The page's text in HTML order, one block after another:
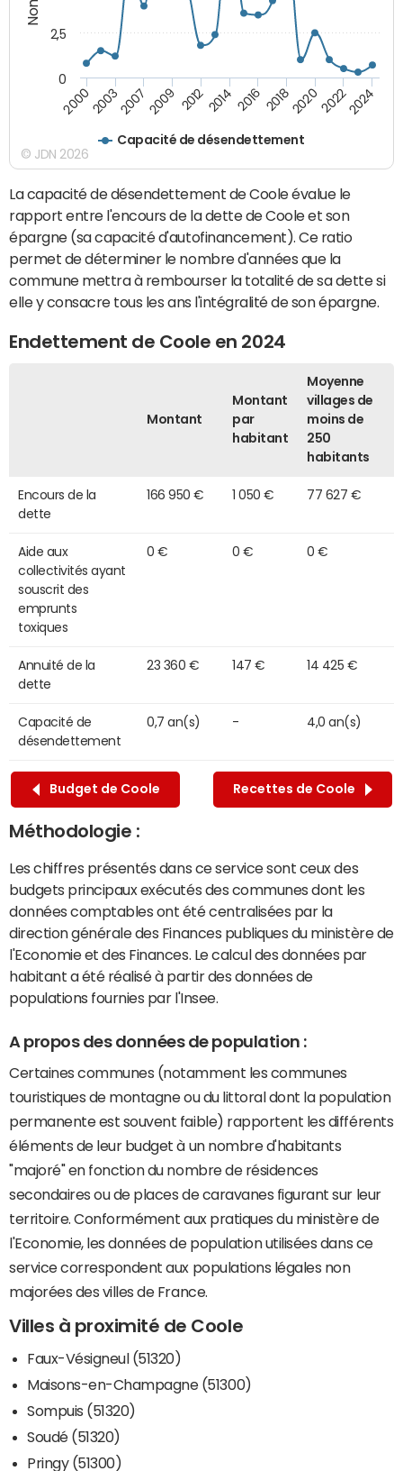
Capacité de désendettement
2000200320072009 2012 2014 2016 2018202020222024
0
2,5
© JDN 2026
La capacité de désendettement de Coole évalue le
rapport entre l'encours de la dette de Coole et son
épargne (sa capacité d'autofinancement). Ce ratio
permet de déterminer le nombre d'années que la
commune mettra à rembourser la totalité de sa dette si
elle y consacre tous les ans l'intégralité de son épargne.
Endettement de Coole en 2024
Montant
Montant
par
habitant
Moyenne
villages de
moins de
250
habitants
Encours de la
dette
166 950 € 1 050 € 77 627 €
Aide aux
collectivités ayant
souscrit des
emprunts
toxiques
0 € 0 € 0 €
Annuité de la
dette
23 360 € 147 € 14 425 €
Capacité de
désendettement
0,7 an(s) - 4,0 an(s)
Budget de Coole Recettes de Coole
Méthodologie :
Les chiffres présentés dans ce service sont ceux des
budgets principaux exécutés des communes dont les
données comptables ont été centralisées par la
direction générale des Finances publiques du ministère de
l'Economie et des Finances. Le calcul des données par
habitant a été réalisé à partir des données de
populations fournies par l'Insee.
A propos des données de population :
Certaines communes (notamment les communes
touristiques de montagne ou du littoral dont la population
permanente est souvent faible) rapportent les différents
éléments de leur budget à un nombre d'habitants
"majoré" en fonction du nombre de résidences
secondaires ou de places de caravanes figurant sur leur
territoire. Conformément aux pratiques du ministère de
l'Economie, les données de population utilisées dans ce
service correspondent aux populations légales non
majorées des villes de France.
Villes à proximité de Coole
Faux-Vésigneul (51320)
Maisons-en-Champagne (51300)
Sompuis (51320)
Soudé (51320)
Pringy (51300)